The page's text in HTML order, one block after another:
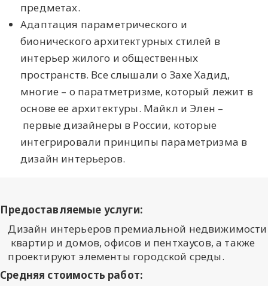
предметах.
Адаптация параметрического и
бионического архитектурных стилей в
интерьер жилого и общественных
пространств. Все слышали о Захе Хадид,
многие – о паратметризме, который лежит в
основе ее архитектуры. Майкл и Элен –
первые дизайнеры в России, которые
интегрировали принципы параметризма в
дизайн интерьеров.
Предоставляемые услуги:
Дизайн интерьеров премиальной
квартир и домов, офисов и пентхаусов, а также
проектируют элементы городской среды.
Средняя стоимость работ: